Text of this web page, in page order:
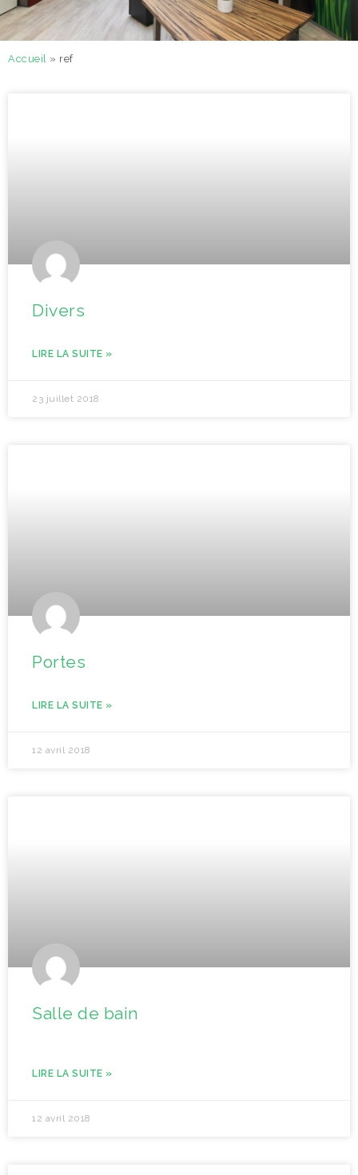
Accueil » ref
Divers
LIRE LA SUITE »
23 juillet 2018
Portes
LIRE LA SUITE »
12 avril 2018
Salle de bain
LIRE LA SUITE »
12 avril 2018